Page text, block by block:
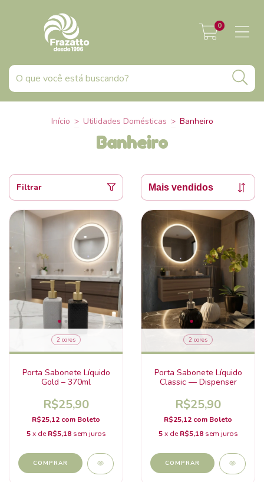
0
Início > Utilidades Domésticas > Banheiro
Banheiro
Filtrar
2 cores
Porta Sabonete Líquido
Gold – 370ml
R$25,90
R$25,12 com Boleto
5 x deR$5,18 sem juros
COMPRAR
2 cores
Porta Sabonete Líquido
Classic — Dispenser
R$25,90
R$25,12 com Boleto
5 x deR$5,18 sem juros
COMPRAR